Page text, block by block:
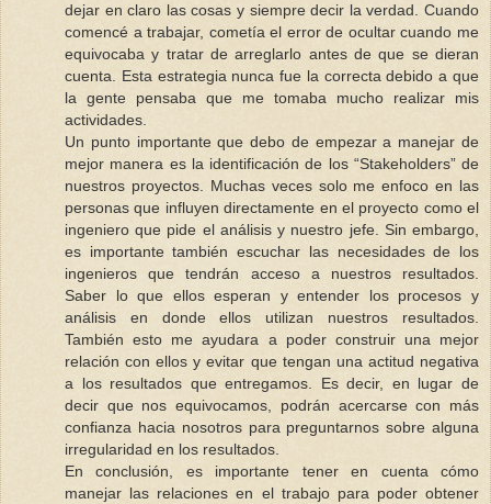
dejar en claro las cosas y siempre decir la verdad. Cuando
comencé a trabajar, cometía el error de ocultar cuando me
equivocaba y tratar de arreglarlo antes de que se dieran
cuenta. Esta estrategia nunca fue la correcta debido a que
la gente pensaba que me tomaba mucho realizar mis
actividades.
Un punto importante que debo de empezar a manejar de
mejor manera es la identificación de los “Stakeholders” de
nuestros proyectos. Muchas veces solo me enfoco en las
personas que influyen directamente en el proyecto como el
ingeniero que pide el análisis y nuestro jefe. Sin embargo,
es importante también escuchar las necesidades de los
ingenieros que tendrán acceso a nuestros resultados.
Saber lo que ellos esperan y entender los procesos y
análisis en donde ellos utilizan nuestros resultados.
También esto me ayudara a poder construir una mejor
relación con ellos y evitar que tengan una actitud negativa
a los resultados que entregamos. Es decir, en lugar de
decir que nos equivocamos, podrán acercarse con más
confianza hacia nosotros para preguntarnos sobre alguna
irregularidad en los resultados.
En conclusión, es importante tener en cuenta cómo
manejar las relaciones en el trabajo para poder obtener